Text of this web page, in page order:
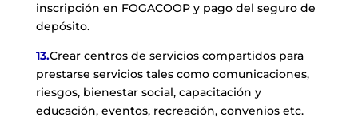
inscripción en FOGACOOP y pago del seguro de
depósito.
13.Crear centros de servicios compartidos para
prestarse servicios tales como comunicaciones,
riesgos, bienestar social, capacitación y
educación, eventos, recreación, convenios etc.